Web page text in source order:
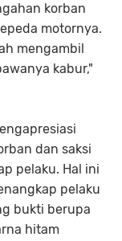
korban
motornya.
mengambil
kabur,"
dan saksi
pelaku. Hal ini
pelaku
bukti berupa
hitam